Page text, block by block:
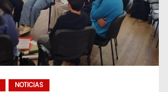
NOTICIAS